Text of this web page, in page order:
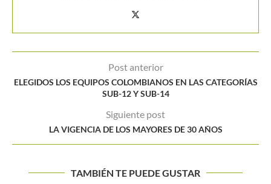
Post anterior
ELEGIDOS LOS EQUIPOS COLOMBIANOS EN LAS CATEGORÍAS
SUB-12 Y SUB-14
Siguiente post
LA VIGENCIA DE LOS MAYORES DE 30 AÑOS
TAMBIÉN TE PUEDE GUSTAR